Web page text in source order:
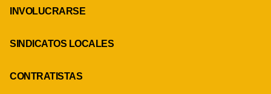
INVOLUCRARSE
SINDICATOS LOCALES
CONTRATISTAS